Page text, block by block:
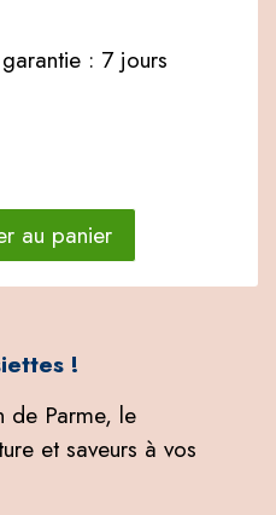
: 7 jours
au panier
!
de Parme, le
et saveurs à vos